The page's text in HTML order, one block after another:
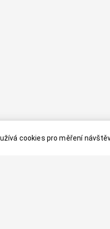
cookies pro měření